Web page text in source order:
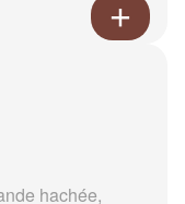
hachée,